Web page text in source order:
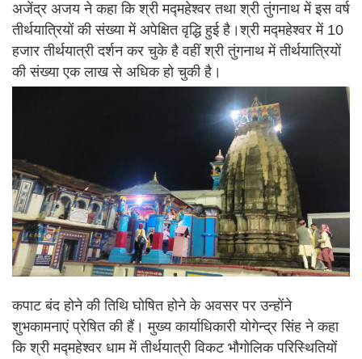
अजेंद्र अजय ने कहा कि श्री मद्महेश्वर तथा श्री तुंगनाथ में इस वर्ष
तीर्थयात्रियों की संख्या में अपेक्षित वृद्धि हुई है।श्री मद्महेश्वर में 10
हजार तीर्थयात्री दर्शन कर चुके है वहीं श्री तुंगनाथ में तीर्थयात्रियों
की संख्या एक लाख से अधिक हो चुकी है।
कपाट बंद होने की तिथि घोषित होने के अवसर पर उन्होंने
शुभकामनाएं प्रेषित की हैं। मुख्य कार्याधिकारी योगेन्द्र सिंह ने कहा
कि श्री मद्महेश्वर धाम में तीर्थयात्री विकट भौगोलिक परिस्थितियों